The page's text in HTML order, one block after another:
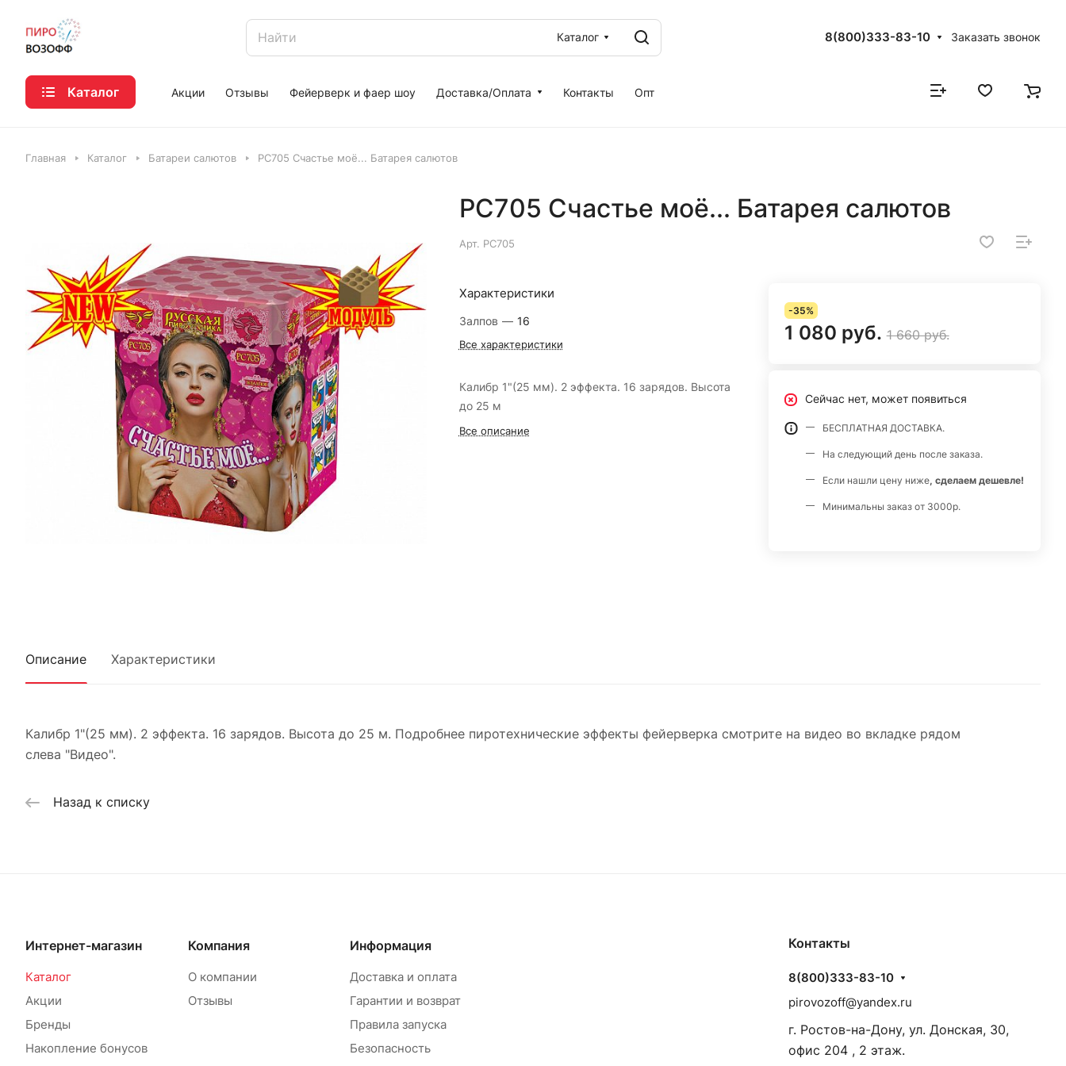
Каталог 8(800)333-83-10 Заказать звонок
Каталог Акции Отзывы Фейерверк и фаер шоу Доставка/Оплата Контакты Опт
Главная Каталог Батареи салютов РС705 Счастье моё... Батарея салютов
РС705 Счастье моё... Батарея салютов
Арт. РС705
Характеристики
Залпов — 16
Все характеристики
Калибр 1"(25 мм). 2 эффекта. 16 зарядов. Высота
до 25 м
Все описание
-35%
1 080 руб. 1 660 руб.
Сейчас нет, может появиться
БЕСПЛАТНАЯ ДОСТАВКА.
На следующий день после заказа.
Если нашли цену ниже, сделаем дешевле!
Минимальны заказ от 3000р.
Описание Характеристики
Калибр 1"(25 мм). 2 эффекта. 16 зарядов. Высота до 25 м. Подробнее пиротехнические эффекты фейерверка смотрите на видео во вкладке рядом
слева "Видео".
Назад к списку
Интернет-магазин
Каталог
Акции
Бренды
Накопление бонусов
Компания
О компании
Отзывы
Информация
Доставка и оплата
Гарантии и возврат
Правила запуска
Безопасность
Контакты
8(800)333-83-10
pirovozoff@yandex.ru
г. Ростов-на-Дону, ул. Донская, 30,
офис 204 , 2 этаж.